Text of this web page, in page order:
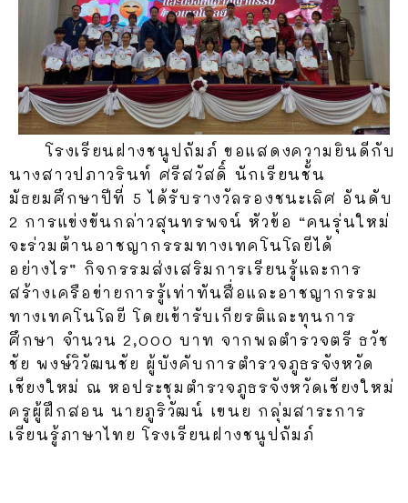
โรงเรียนฝางชนูปถัมภ์ ขอแสดงความยินดีกับ
นางสาวปภาวรินท์ ศรีสวัสดิ์ นักเรียนชั้น
มัธยมศึกษาปีที่ 5 ได้รับรางวัลรองชนะเลิศ อันดับ
2 การแข่งขันกล่าวสุนทรพจน์ หัวข้อ “คนรุ่นใหม่
จะร่วมต้านอาชญากรรมทางเทคโนโลยีได้
อย่างไร” กิจกรรมส่งเสริมการเรียนรู้และการ
สร้างเครือข่ายการรู้เท่าทันสื่อและอาชญากรรม
ทางเทคโนโลยี โดยเข้ารับเกียรติและทุนการ
ศึกษา จำนวน 2,000 บาท จากพลตำรวจตรี ธวัช
ชัย พงษ์วิวัฒนชัย ผู้บังคับการตำรวจภูธรจังหวัด
เชียงใหม่ ณ หอประชุมตำรวจภูธรจังหวัดเชียงใหม่
ครูผู้ฝึกสอน นายภูริวัฒน์ เขนย กลุ่มสาระการ
เรียนรู้ภาษาไทย โรงเรียนฝางชนูปถัมภ์